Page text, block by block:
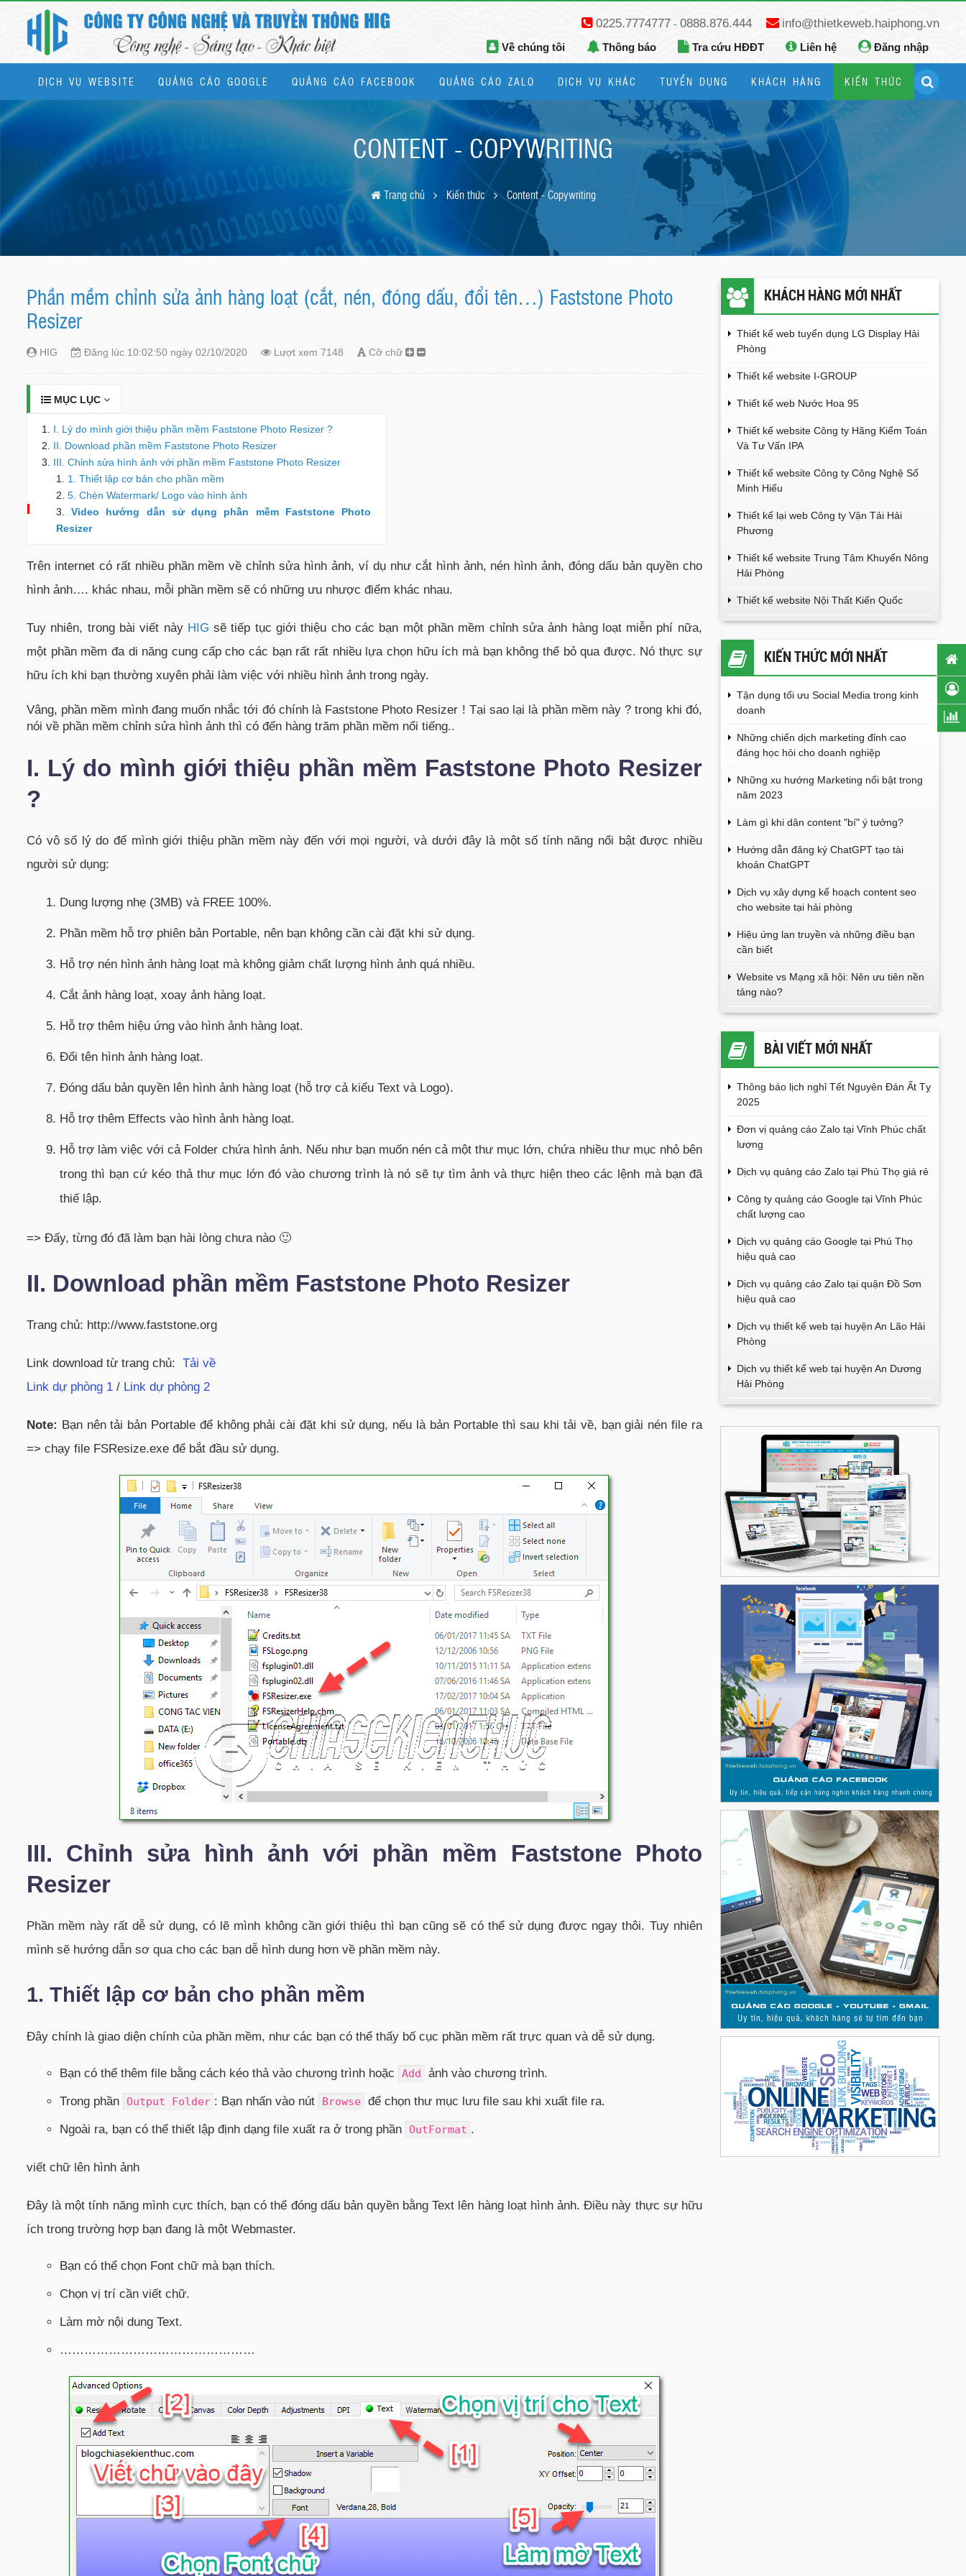
0225.7774777 - 0888.876.444 info@thietkeweb.haiphong.vn
Về chúng tôi Thông báo Tra cứu HĐĐT Liên hệ Đăng nhập
DỊCH VỤ WEBSITE QUẢNG CÁO GOOGLE QUẢNG CÁO FACEBOOK QUẢNG CÁO ZALO DỊCH VỤ KHÁC TUYỂN DỤNG KHÁCH HÀNG KIẾN THỨC
CONTENT - COPYWRITING
Trang chủ Kiến thức Content - Copywriting
Phần mềm chỉnh sửa ảnh hàng loạt (cắt, nén, đóng dấu, đổi tên…) Faststone Photo
Resizer
HIG Đăng lúc 10:02:50 ngày 02/10/2020 Lượt xem 7148 Cỡ chữ
MỤC LỤC
I. Lý do mình giới thiệu phần mềm Faststone Photo Resizer ?
II. Download phần mềm Faststone Photo Resizer
III. Chỉnh sửa hình ảnh với phần mềm Faststone Photo Resizer
1. Thiết lập cơ bản cho phần mềm
5. Chèn Watermark/ Logo vào hình ảnh
Video hướng dẫn sử dụng phần mềm Faststone Photo
Resizer
Trên internet có rất nhiều phần mềm về chỉnh sửa hình ảnh, ví dụ như cắt hình ảnh, nén hình ảnh, đóng dấu bản quyền cho
hình ảnh…. khác nhau, mỗi phần mềm sẽ có những ưu nhược điểm khác nhau.
Tuy nhiên, trong bài viết này HIG sẽ tiếp tục giới thiệu cho các bạn một phần mềm chỉnh sửa ảnh hàng loạt miễn phí nữa,
một phần mềm đa di năng cung cấp cho các bạn rất rất nhiều lựa chọn hữu ích mà bạn không thể bỏ qua được. Nó thực sự
hữu ích khi bạn thường xuyên phải làm việc với nhiều hình ảnh trong ngày.
Vâng, phần mềm mình đang muốn nhắc tới đó chính là Faststone Photo Resizer ! Tại sao lại là phần mềm này ? trong khi đó,
nói về phần mềm chỉnh sửa hình ảnh thì có đến hàng trăm phần mềm nổi tiếng..
I. Lý do mình giới thiệu phần mềm Faststone Photo Resizer
?
Có vô số lý do để mình giới thiệu phần mềm này đến với mọi người, và dưới đây là một số tính năng nổi bật được nhiều
người sử dụng:
Dung lượng nhẹ (3MB) và FREE 100%.
Phần mềm hỗ trợ phiên bản Portable, nên bạn không cần cài đặt khi sử dụng.
Hỗ trợ nén hình ảnh hàng loạt mà không giảm chất lượng hình ảnh quá nhiều.
Cắt ảnh hàng loạt, xoay ảnh hàng loạt.
Hỗ trợ thêm hiệu ứng vào hình ảnh hàng loạt.
Đổi tên hình ảnh hàng loạt.
Đóng dấu bản quyền lên hình ảnh hàng loạt (hỗ trợ cả kiểu Text và Logo).
Hỗ trợ thêm Effects vào hình ảnh hàng loạt.
Hỗ trợ làm việc với cả Folder chứa hình ảnh. Nếu như bạn muốn nén cả một thư mục lớn, chứa nhiều thư mục nhỏ bên
trong thì bạn cứ kéo thả thư mục lớn đó vào chương trình là nó sẽ tự tìm ảnh và thực hiện theo các lệnh mà bạn đã
thiế lập.
=> Đấy, từng đó đã làm bạn hài lòng chưa nào 🙂
II. Download phần mềm Faststone Photo Resizer
Trang chủ: http://www.faststone.org
Link download từ trang chủ: Tải về
Link dự phòng 1 / Link dự phòng 2
Note: Bạn nên tải bản Portable để không phải cài đặt khi sử dụng, nếu là bản Portable thì sau khi tải về, bạn giải nén file ra
=> chạy file FSResize.exe để bắt đầu sử dụng.
III. Chỉnh sửa hình ảnh với phần mềm Faststone Photo
Resizer
Phần mềm này rất dễ sử dụng, có lẽ mình không cần giới thiệu thì bạn cũng sẽ có thể sử dụng được ngay thôi. Tuy nhiên
mình sẽ hướng dẫn sơ qua cho các bạn dễ hình dung hơn về phần mềm này.
1. Thiết lập cơ bản cho phần mềm
Đây chính là giao diện chính của phần mềm, như các bạn có thể thấy bố cục phần mềm rất trực quan và dễ sử dụng.
Bạn có thể thêm file bằng cách kéo thả vào chương trình hoặc Add ảnh vào chương trình.
Trong phần Output Folder : Bạn nhấn vào nút Browse để chọn thư mục lưu file sau khi xuất file ra.
Ngoài ra, bạn có thể thiết lập định dạng file xuất ra ở trong phần OutFormat .
viết chữ lên hình ảnh
Đây là một tính năng mình cực thích, bạn có thể đóng dấu bản quyền bằng Text lên hàng loạt hình ảnh. Điều này thực sự hữu
ích trong trường hợp bạn đang là một Webmaster.
Bạn có thể chọn Font chữ mà bạn thích.
Chọn vị trí cần viết chữ.
Làm mờ nội dung Text.
…………………………………………
KHÁCH HÀNG MỚI NHẤT
Thiết kế web tuyển dụng LG Display Hải
Phòng
Thiết kế website I-GROUP
Thiết kế web Nước Hoa 95
Thiết kế website Công ty Hãng Kiểm Toán
Và Tư Vấn IPA
Thiết kế website Công ty Công Nghệ Số
Minh Hiếu
Thiết kế lại web Công ty Vận Tải Hải
Phương
Thiết kế website Trung Tâm Khuyến Nông
Hải Phòng
Thiết kế website Nội Thất Kiến Quốc
KIẾN THỨC MỚI NHẤT
Tận dụng tối ưu Social Media trong kinh
doanh
Những chiến dịch marketing đỉnh cao
đáng học hỏi cho doanh nghiệp
Những xu hướng Marketing nổi bật trong
năm 2023
Làm gì khi dân content "bí" ý tưởng?
Hướng dẫn đăng ký ChatGPT tạo tài
khoản ChatGPT
Dịch vụ xây dựng kế hoạch content seo
cho website tại hải phòng
Hiệu ứng lan truyền và những điều bạn
cần biết
Website vs Mạng xã hội: Nên ưu tiên nền
tảng nào?
BÀI VIẾT MỚI NHẤT
Thông báo lịch nghỉ Tết Nguyên Đán Ất Tỵ
2025
Đơn vị quảng cáo Zalo tại Vĩnh Phúc chất
lượng
Dịch vụ quảng cáo Zalo tại Phú Thọ giá rẻ
Công ty quảng cáo Google tại Vĩnh Phúc
chất lượng cao
Dịch vụ quảng cáo Google tại Phú Thọ
hiệu quả cao
Dịch vụ quảng cáo Zalo tại quận Đồ Sơn
hiệu quả cao
Dịch vụ thiết kế web tại huyện An Lão Hải
Phòng
Dịch vụ thiết kế web tại huyện An Dương
Hải Phòng